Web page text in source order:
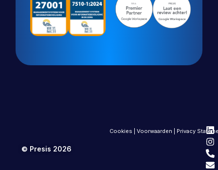
© Presis 2026
Cookies |Voorwaarden Privacy